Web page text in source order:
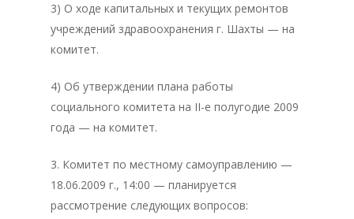
3) О ходе капитальных и текущих ремонтов
учреждений здравоохранения г. Шахты — на
комитет.
4) Об утверждении плана работы
социального комитета на II-е полугодие 2009
года — на комитет.
3. Комитет по местному самоуправлению —
18.06.2009 г., 14:00 — планируется
рассмотрение следующих вопросов: